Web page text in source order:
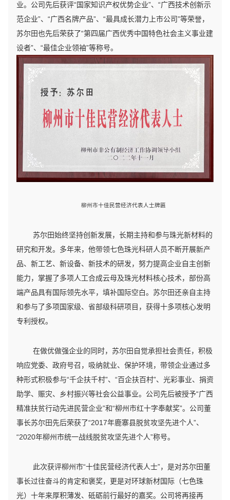
业。公司先后获评“国家知识产权优势企业”、“广西技术创新示
范企业”、“广西名牌产品”、“最具成长潜力上市公司”等荣誉，
苏尔田也先后荣获了“第四届广西优秀中国特色社会主义事业建
设者”、“最佳企业领袖”等称号。
柳州市十佳民营经济代表人士牌匾
苏尔田始终坚持创新发展，长期主持和参与珠光新材料的
研究和开发。多年来，他带领七色珠光科研人员不断开展新产
品、新工艺、新设备、新技术的研发，努力提高企业自主创新
能力，掌握了多项人工合成云母及珠光材料核心技术，部份高
端产品具有国际领先水平，填补国际空白。苏尔田还亲自主持
和参与了多项国家级、省部级科研项目，获得十多项核心发明
专利授权。
在做优做强企业的同时，苏尔田自觉承担社会责任，积极
响应党委、政府号召，吸纳就业、保护环境，带领企业通过多
种形式积极参与“千企扶千村”、“百企扶百村”、光彩事业、捐资
助学、赈灾、乡村振兴等社会公益事业。公司先后被授予“广西
精准扶贫行动先进民营企业”和“柳州市红十字奉献奖”。公司董
事长苏尔田先后荣获了“2017年鹿寨县脱贫攻坚先进个人”、
“2020年柳州市统一战线脱贫攻坚先进个人”称号。
此次获评柳州市“十佳民营经济代表人士”，是对苏尔田董
事长过往奋斗的肯定和褒奖，更是对环球新材国际（七色珠
光）十年来厚积薄发、砥砺前行最好的嘉奖。公司将再接再